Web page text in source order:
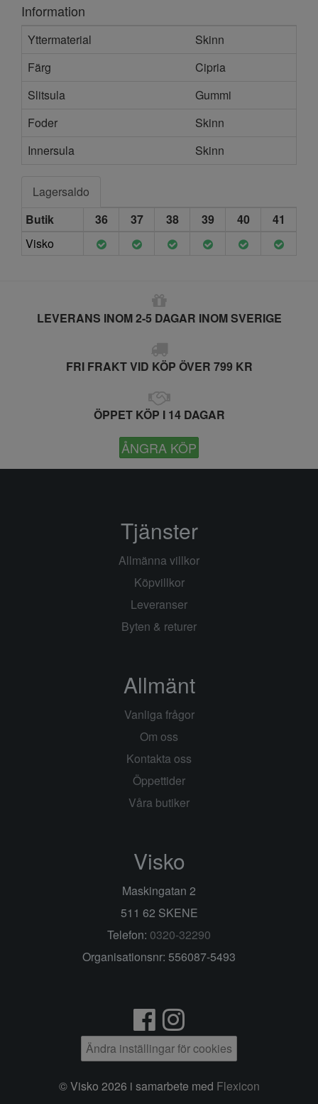
Information
Yttermaterial
Skinn
Färg
Cipria
Slitsula
Gummi
Foder
Skinn
Innersula
Skinn
Lagersaldo
Butik
36 37 38 39 40
41
Visko
LEVERANS INOM 2-5 DAGAR INOM SVERIGE
FRI FRAKT VID KÖP ÖVER 799 KR
ÖPPET KÖP I 14 DAGAR
ÅNGRA KÖP
Tjänster
Allmänna villkor
Köpvillkor
Leveranser
Byten & returer
Allmänt
Vanliga frågor
Om oss
Kontakta oss
Öppettider
Våra butiker
Visko
Maskingatan 2
511 62 SKENE
Telefon: 0320-32290
Organisationsnr: 556087-5493
Ändra inställingar för cookies
© Visko 2026 i samarbete med Flexicon